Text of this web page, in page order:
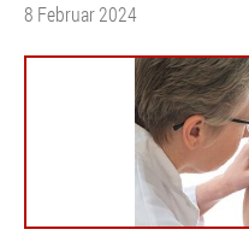
8 Februar 2024